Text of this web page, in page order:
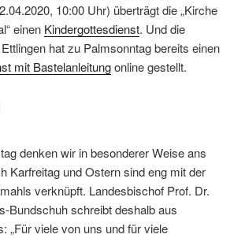
10:00 Uhr) überträgt die „Kirche
einen Kindergottesdienst. Und die
hat zu Palmsonntag bereits einen
mit Bastelanleitungonline gestellt.
denken wir in besonderer Weise ans
Karfreitag und Ostern sind eng mit der
verknüpft. Landesbischof Prof. Dr.
Bundschuh schreibt deshalb aus
„Für viele von uns und für viele